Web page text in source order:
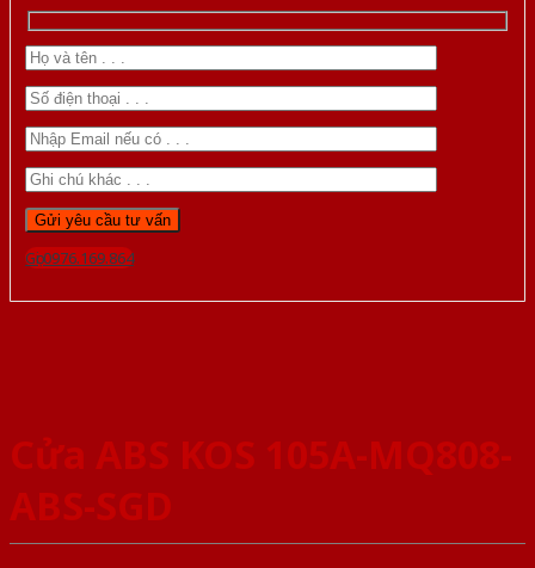
Gọi 0976.169.864
Cửa ABS KOS 105A-MQ808-
ABS-SGD